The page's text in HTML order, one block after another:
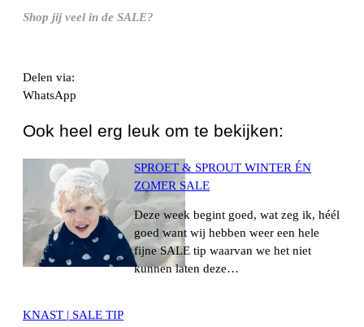
Shop jij veel in de SALE?
Delen via:
WhatsApp
Ook heel erg leuk om te bekijken:
SPROET & SPROUT WINTER ÉN
ZOMER SALE
Deze week begint goed, wat zeg ik, héél
goed want wij hebben weer een hele
fijne SALE tip waarvan we het niet
kunnen laten deze…
KNAST | SALE TIP